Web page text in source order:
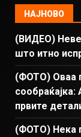
НАЈНОВО
(ВИДЕО)
што итно
(ФОТО) Оваа
првите
(ФОТО) Нека